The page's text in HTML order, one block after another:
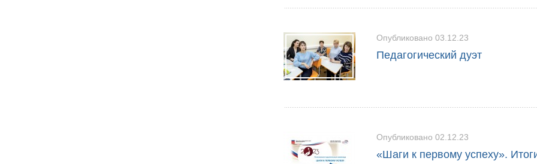
Опубликовано 03.12.23
Педагогический дуэт
Опубликовано 02.12.23
«Шаги к первому успеху».